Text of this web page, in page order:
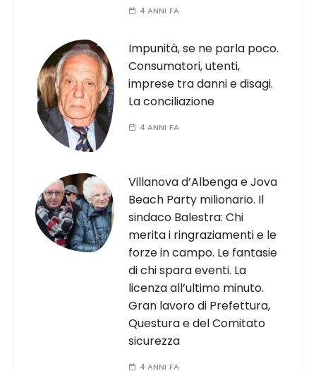
4 ANNI FA
Impunità, se ne parla poco.
Consumatori, utenti,
imprese tra danni e disagi.
La conciliazione
4 ANNI FA
Villanova d’Albenga e Jova
Beach Party milionario. Il
sindaco Balestra: Chi
merita i ringraziamenti e le
forze in campo. Le fantasie
di chi spara eventi. La
licenza all’ultimo minuto.
Gran lavoro di Prefettura,
Questura e del Comitato
sicurezza
4 ANNI FA